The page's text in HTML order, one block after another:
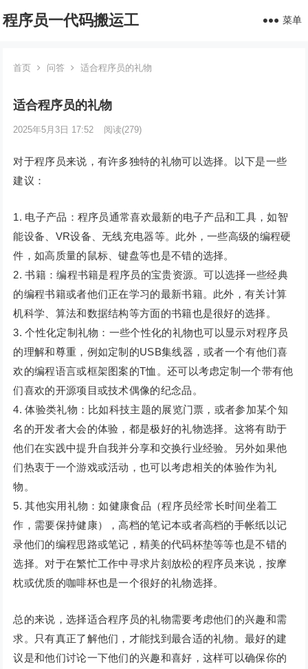
程序员一代码搬运工 菜单
首页 问答 适合程序员的礼物
适合程序员的礼物
2025年5月3日 17:52 阅读(279)
对于程序员来说，有许多独特的礼物可以选择。以下是一些
建议：
1. 电子产品：程序员通常喜欢最新的电子产品和工具，如智
能设备、VR设备、无线充电器等。此外，一些高级的编程硬
件，如高质量的鼠标、键盘等也是不错的选择。
2. 书籍：编程书籍是程序员的宝贵资源。可以选择一些经典
的编程书籍或者他们正在学习的最新书籍。此外，有关计算
机科学、算法和数据结构等方面的书籍也是很好的选择。
3. 个性化定制礼物：一些个性化的礼物也可以显示对程序员
的理解和尊重，例如定制的USB集线器，或者一个有他们喜
欢的编程语言或框架图案的T恤。还可以考虑定制一个带有他
们喜欢的开源项目或技术偶像的纪念品。
4. 体验类礼物：比如科技主题的展览门票，或者参加某个知
名的开发者大会的体验，都是极好的礼物选择。这将有助于
他们在实践中提升自我并分享和交换行业经验。另外如果他
们热衷于一个游戏或活动，也可以考虑相关的体验作为礼
物。
5. 其他实用礼物：如健康食品（程序员经常长时间坐着工
作，需要保持健康），高档的笔记本或者高档的手帐纸以记
录他们的编程思路或笔记，精美的代码杯垫等等也是不错的
选择。对于在繁忙工作中寻求片刻放松的程序员来说，按摩
枕或优质的咖啡杯也是一个很好的礼物选择。
总的来说，选择适合程序员的礼物需要考虑他们的兴趣和需
求。只有真正了解他们，才能找到最合适的礼物。最好的建
议是和他们讨论一下他们的兴趣和喜好，这样可以确保你的